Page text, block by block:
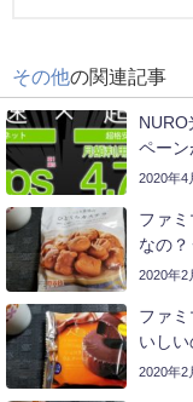
その他の関連記事
NURO
ペーン
2020年4
ファ
なの？
2020年2
ファ
いしい
2020年2